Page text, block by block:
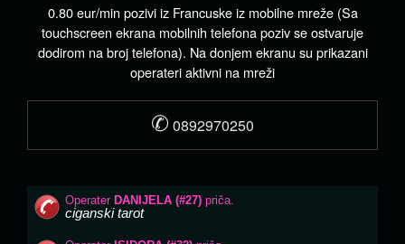
0.80 eur/min pozivi iz Francuske iz mobilne mreže (Sa
touchscreen ekrana mobilnih telefona poziv se ostvaruje
dodirom na broj telefona). Na donjem ekranu su prikazani
operateri aktivni na mreži
✆ 0892970250